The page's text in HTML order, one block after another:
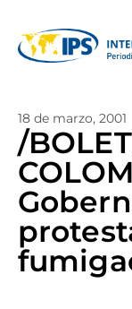
18 de marzo, 2001
/